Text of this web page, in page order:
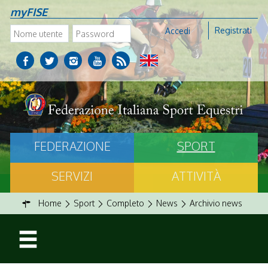
myFISE
Accedi Registrati
FEDERAZIONE
SPORT
SERVIZI
ATTIVITÀ
Home Sport Completo News Archivio news